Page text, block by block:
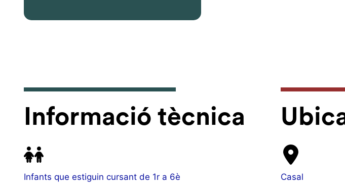
Informació tècnica
Infants que estiguin cursant de 1r a 6è Casal